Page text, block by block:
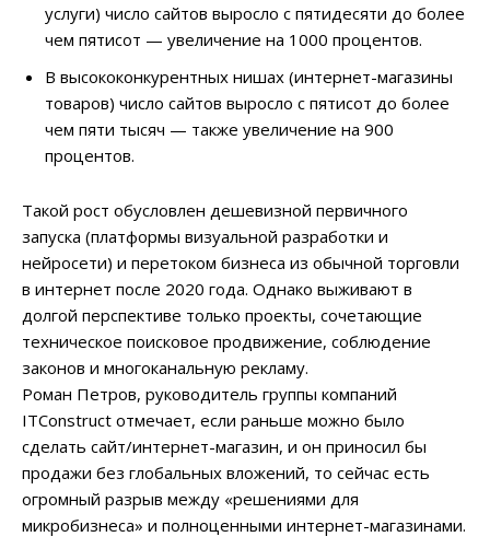
услуги) число сайтов выросло с пятидесяти до более
чем пятисот — увеличение на 1000 процентов.
В высококонкурентных нишах (интернет-магазины
товаров) число сайтов выросло с пятисот до более
чем пяти тысяч — также увеличение на 900
процентов.
Такой рост обусловлен дешевизной первичного
запуска (платформы визуальной разработки и
нейросети) и перетоком бизнеса из обычной торговли
в интернет после 2020 года. Однако выживают в
долгой перспективе только проекты, сочетающие
техническое поисковое продвижение, соблюдение
законов и многоканальную рекламу.
Роман Петров, руководитель группы компаний
ITConstruct отмечает, если раньше можно было
сделать сайт/интернет-магазин, и он приносил бы
продажи без глобальных вложений, то сейчас есть
огромный разрыв между «решениями для
микробизнеса» и полноценными интернет-магазинами.